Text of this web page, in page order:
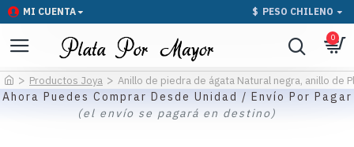
MI CUENTA $ PESO CHILENO
0
Productos Joya Anillo de piedra de ágata Natural negra, anillo de
Ahora Puedes Comprar Desde Unidad / Envío Por Pagar
(el envío se pagará en destino)